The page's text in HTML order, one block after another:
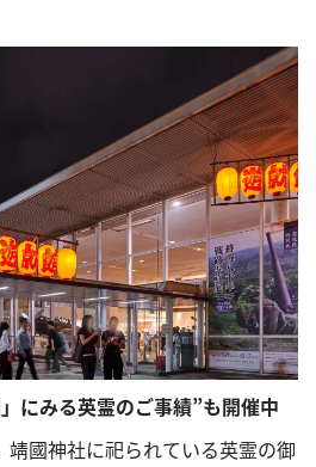
にみる英霊のご事績”も開催中
國神社に祀られている英霊の御